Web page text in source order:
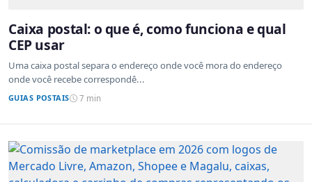
Caixa postal: o que é, como funciona e qual
CEP usar
Uma caixa postal separa o endereço onde você mora do endereço
onde você recebe correspondê...
GUIAS POSTAIS 7 min